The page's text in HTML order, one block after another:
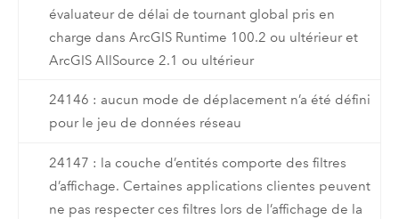
évaluateur de délai de tournant global pris en
charge dans ArcGIS Runtime 100.2 ou ultérieur et
ArcGIS AllSource 2.1 ou ultérieur
24146 : aucun mode de déplacement n’a été défini
pour le jeu de données réseau
24147 : la couche d’entités comporte des filtres
d’affichage. Certaines applications clientes peuvent
ne pas respecter ces filtres lors de l’affichage de la